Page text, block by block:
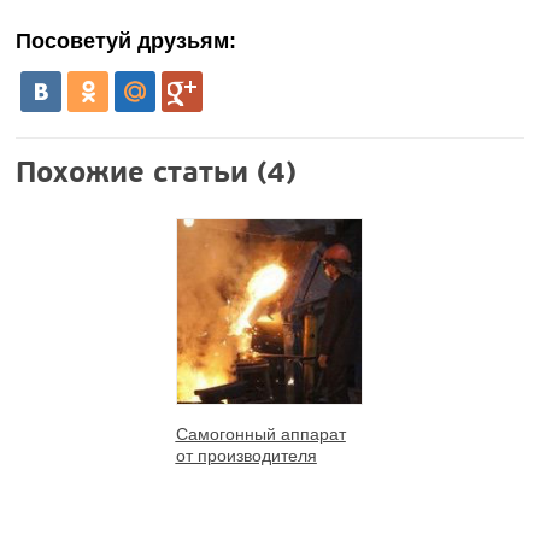
Посоветуй друзьям:
Похожие статьи (4)
Самогонный аппарат
от производителя